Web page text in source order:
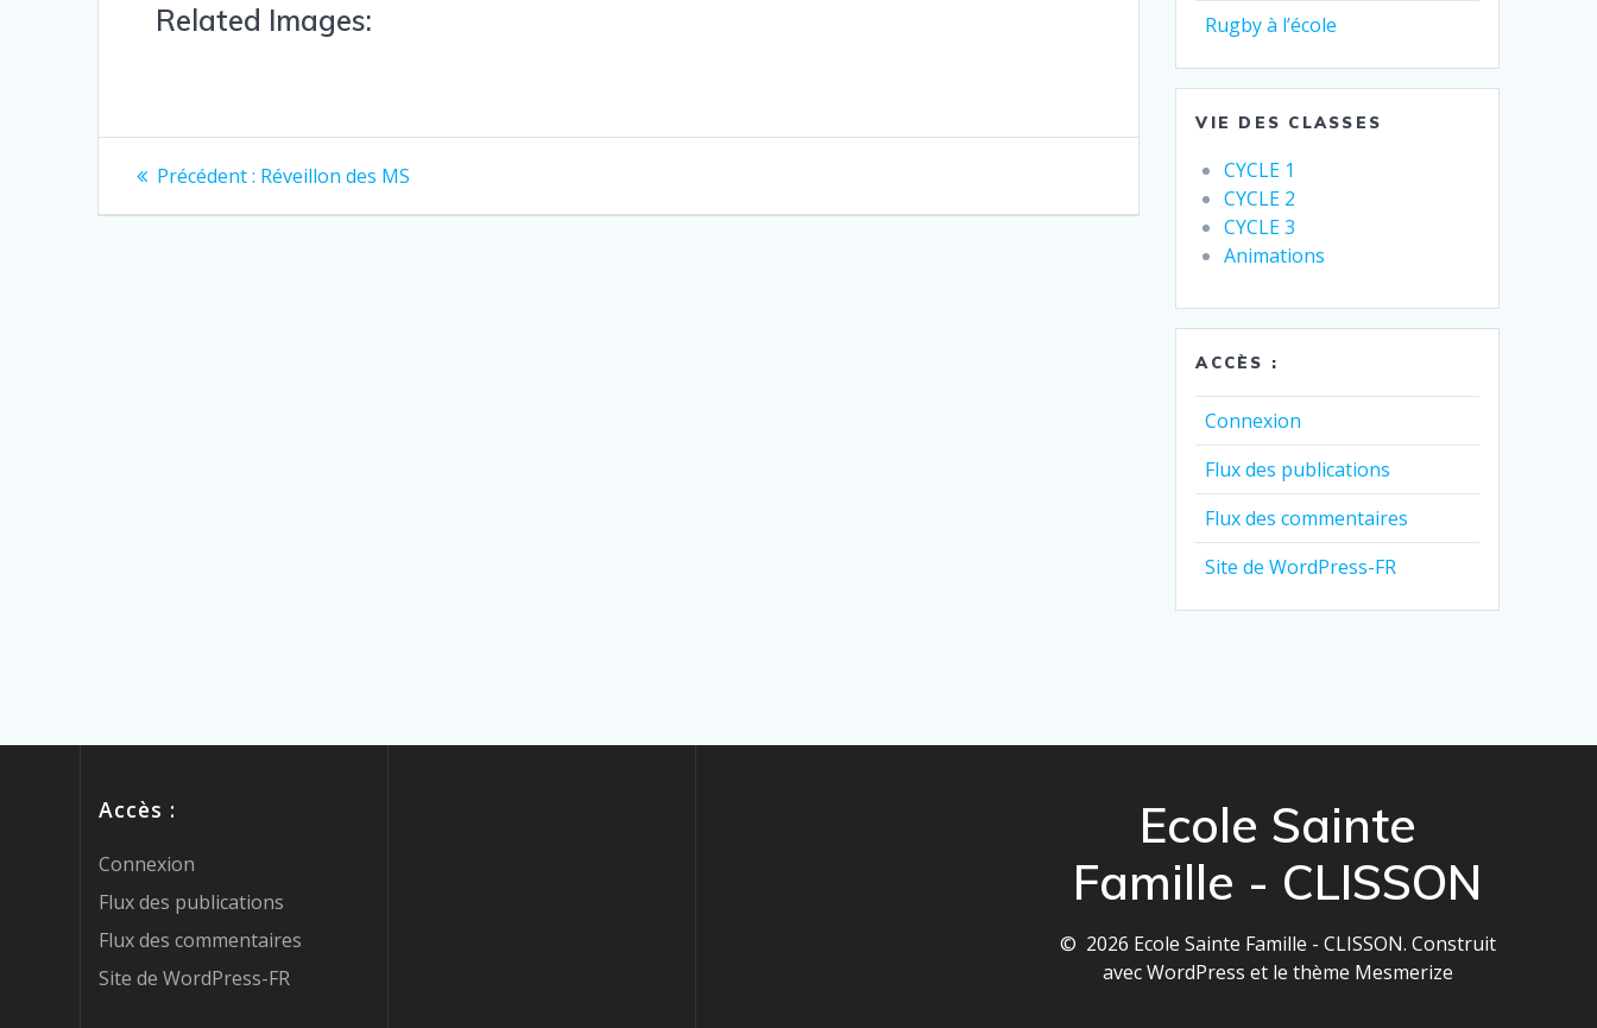
Related Images:
Précédent : Réveillon des MS
Rugby à l’école
VIE DES CLASSES
CYCLE 1
CYCLE 2
CYCLE 3
Animations
ACCÈS :
Connexion
Flux des publications
Flux des commentaires
Site de WordPress-FR
Accès :
Connexion
Flux des publications
Flux des commentaires
Site de WordPress-FR
Ecole Sainte
Famille - CLISSON
© 2026 Ecole Sainte Famille - CLISSON. Construit
avec WordPress et le thème Mesmerize